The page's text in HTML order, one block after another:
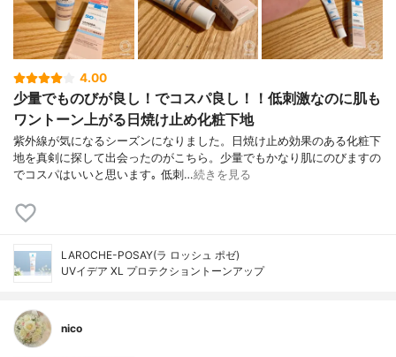
4.00
少量でものびが良し！でコスパ良し！！低刺激なのに肌も
ワントーン上がる日焼け止め化粧下地
紫外線が気になるシーズンになりました。日焼け止め効果のある化粧下
地を真剣に探して出会ったのがこちら。少量でもかなり肌にのびますの
でコスパはいいと思います｡ 低刺…続きを見る
LAROCHE-POSAY(ラ ロッシュ ポゼ)
UVイデア XL プロテクショントーンアップ
nico